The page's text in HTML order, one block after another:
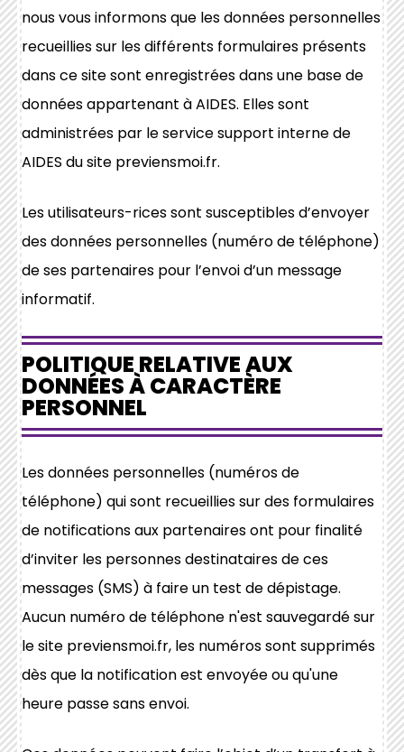
nous vous informons que les données personnelles
recueillies sur les différents formulaires présents
dans ce site sont enregistrées dans une base de
données appartenant à AIDES. Elles sont
administrées par le service support interne de
AIDES du site previensmoi.fr.
Les utilisateurs-rices sont susceptibles d’envoyer
des données personnelles (numéro de téléphone)
de ses partenaires pour l’envoi d’un message
informatif.
POLITIQUE RELATIVE AUX
DONNÉES À CARACTÈRE
PERSONNEL
Les données personnelles (numéros de
téléphone) qui sont recueillies sur des formulaires
de notifications aux partenaires ont pour finalité
d’inviter les personnes destinataires de ces
messages (SMS) à faire un test de dépistage.
Aucun numéro de téléphone n'est sauvegardé sur
le site previensmoi.fr, les numéros sont supprimés
dès que la notification est envoyée ou qu'une
heure passe sans envoi.